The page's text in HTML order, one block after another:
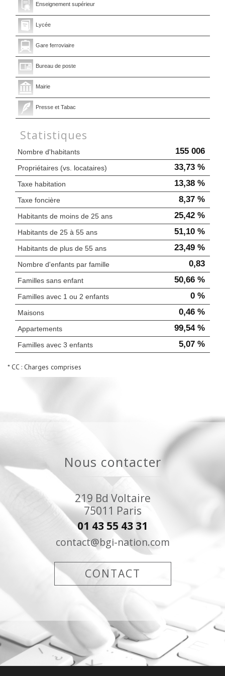
Enseignement supérieur
Lycée
Gare ferroviaire
Bureau de poste
Mairie
Presse et Tabac
Statistiques
Nombre d'habitants 155 006
Propriétaires (vs. locataires) 33,73 %
Taxe habitation 13,38 %
Taxe foncière 8,37 %
Habitants de moins de 25 ans 25,42 %
Habitants de 25 à 55 ans 51,10 %
Habitants de plus de 55 ans 23,49 %
Nombre d'enfants par famille 0,83
Familles sans enfant 50,66 %
Familles avec 1 ou 2 enfants 0 %
Maisons 0,46 %
Appartements 99,54 %
Familles avec 3 enfants 5,07 %
* CC : Charges comprises
nous contacter
219 Bd Voltaire
75011 Paris
01 43 55 43 31
contact@bgi-nation.com
CONTACT